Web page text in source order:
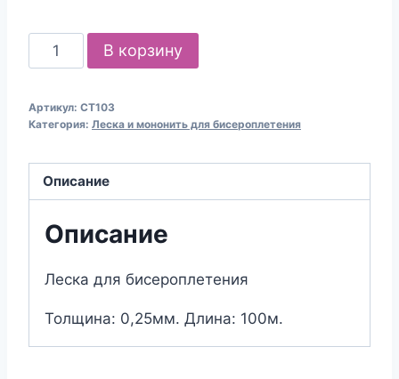
Количество
товара
для
(0,25мм;
100м)
В корзину
Артикул: СТ103
Категория: Леска и мононить для бисероплетения
Описание
Описание
Леска для бисероплетения
Толщина: 0,25мм. Длина: 100м.